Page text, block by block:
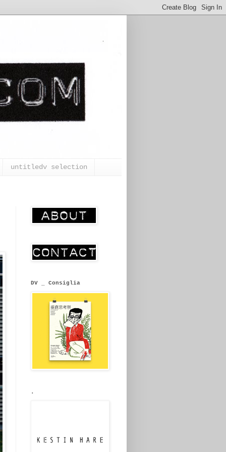
untitledv selection
DV _ Consiglia
.